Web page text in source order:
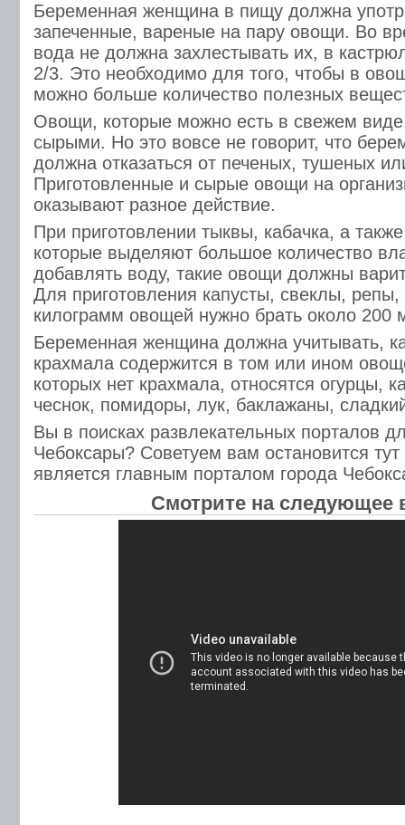
Беременная женщина в пищу должна
запеченные, вареные на пару овощи. Во
вода не должна захлестывать их, в
2/3. Это необходимо для того, чтобы в
можно больше количество полезных
Овощи, которые можно есть в свежем
сырыми. Но это вовсе не говорит, что
должна отказаться от печеных, тушеных
Приготовленные и сырые овощи на
оказывают разное действие.
При приготовлении тыквы, кабачка, а
которые выделяют большое количество
добавлять воду, такие овощи должны
Для приготовления капусты, свеклы,
килограмм овощей нужно брать около 200
Беременная женщина должна учитывать,
крахмала содержится в том или ином
которых нет крахмала, относятся огурцы,
чеснок, помидоры, лук, баклажаны,
Вы в поисках развлекательных порталов
Чебоксары? Советуем вам остановится тут
является главным порталом города
Смотрите на следующее